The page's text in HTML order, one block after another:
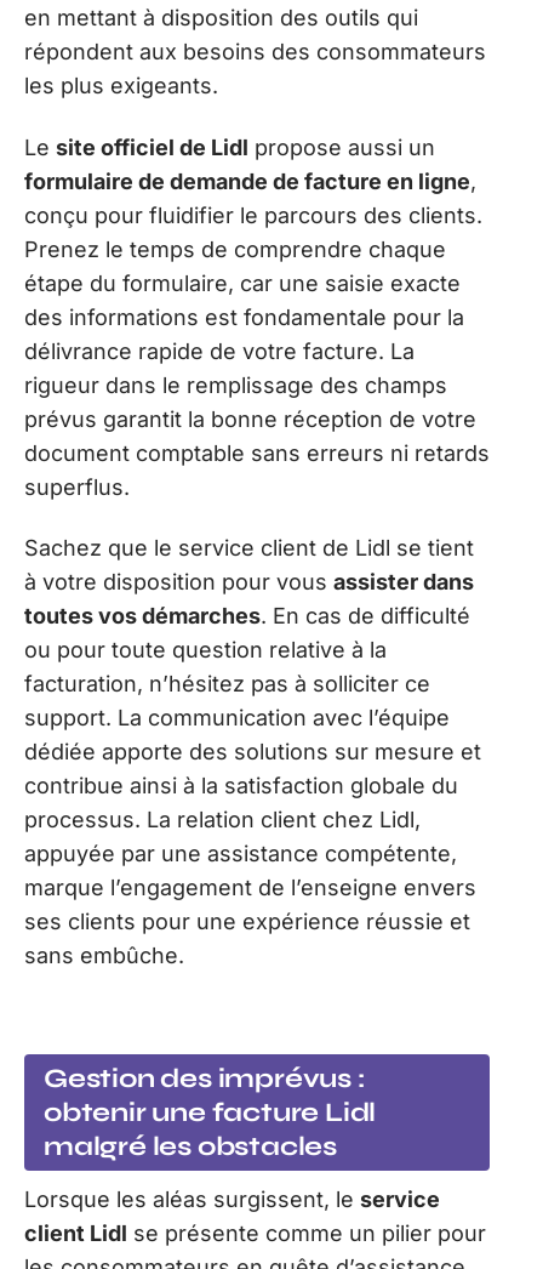
en mettant à disposition des outils qui
répondent aux besoins des consommateurs
les plus exigeants.
Le site officiel de Lidl propose aussi un
formulaire de demande de facture en ligne,
conçu pour fluidifier le parcours des clients.
Prenez le temps de comprendre chaque
étape du formulaire, car une saisie exacte
des informations est fondamentale pour la
délivrance rapide de votre facture. La
rigueur dans le remplissage des champs
prévus garantit la bonne réception de votre
document comptable sans erreurs ni retards
superflus.
Sachez que le service client de Lidl se tient
à votre disposition pour vous assister dans
toutes vos démarches. En cas de difficulté
ou pour toute question relative à la
facturation, n’hésitez pas à solliciter ce
support. La communication avec l’équipe
dédiée apporte des solutions sur mesure et
contribue ainsi à la satisfaction globale du
processus. La relation client chez Lidl,
appuyée par une assistance compétente,
marque l’engagement de l’enseigne envers
ses clients pour une expérience réussie et
sans embûche.
Gestion des imprévus :
obtenir une facture Lidl
malgré les obstacles
Lorsque les aléas surgissent, le service
client Lidl se présente comme un pilier pour